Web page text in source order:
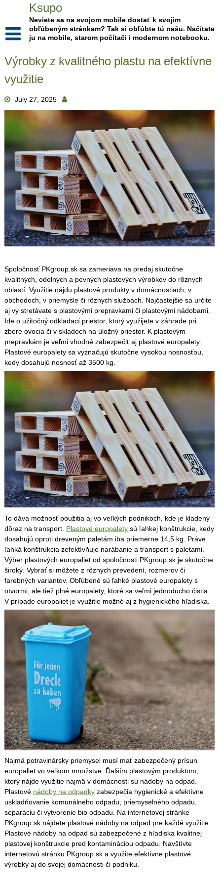
Ksupo
Neviete sa na svojom mobile dostať k svojim
obľúbeným stránkam? Tak si obľúbte tú našu. Načítate
ju na mobile, starom počítači i modernom notebooku.
Výrobky z kvalitného plastu na efektívne
využitie
July 27, 2025
Spoločnosť PKgroup.sk sa zameriava na predaj skutočne
kvalitných, odolných a pevných plastových výrobkov do rôznych
oblastí. Využitie nájdu plastové produkty v domácnostiach, v
obchodoch, v priemysle či rôznych službách. Najčastejšie sa určite
aj vy stretávate s plastovými prepravkami či plastovými nádobami.
Ide o užitočný odkladací priestor, ktorý využijete v záhrade pri
zbere ovocia či v skladoch na úložný priestor. K plastovým
prepravkám je veľmi vhodné zabezpečiť aj plastové europalety.
Plastové europalety sa vyznačujú skutočne vysokou nosnosťou,
kedy dosahujú nosnosť až 3500 kg.
To dáva možnosť použitia aj vo veľkých podnikoch, kde je kladený
dôraz na transport. Plastové europaletysú ľahkej konštrukcie, kedy
dosahujú oproti dreveným paletám iba priemerne 14,5 kg. Práve
ľahká konštrukcia zefektívňuje narábanie a transport s paletami.
Výber plastových europaliet od spoločnosti PKgroup.sk je skutočne
široký. Vybrať si môžete z rôznych prevedení, rozmerov či
farebných variantov. Obľúbené sú ľahké plastové europalety s
otvormi, ale tiež plné europalety, ktoré sa veľmi jednoducho čistia.
V prípade europaliet je využitie možné aj z hygienického hľadiska.
Najmä potravinársky priemysel musí mať zabezpečený prísun
europaliet vo veľkom množstve. Ďalším plastovým produktom,
ktorý nájde využitie najmä v domácnosti sú nádoby na odpad.
Plastové nádoby na odpadkyzabezpečia hygienické a efektívne
uskladňovanie komunálneho odpadu, priemyselného odpadu,
separáciu či vytvorenie bio odpadu. Na internetovej stránke
PKgroup.sk nájdete plastové nádoby na odpad pre každé využitie.
Plastové nádoby na odpad sú zabezpečené z hľadiska kvalitnej
plastovej konštrukcie pred kontamináciou odpadu. Navštívte
internetovú stránku PKgroup.sk a využite efektívne plastové
výrobky aj do svojej domácnosti či podniku.